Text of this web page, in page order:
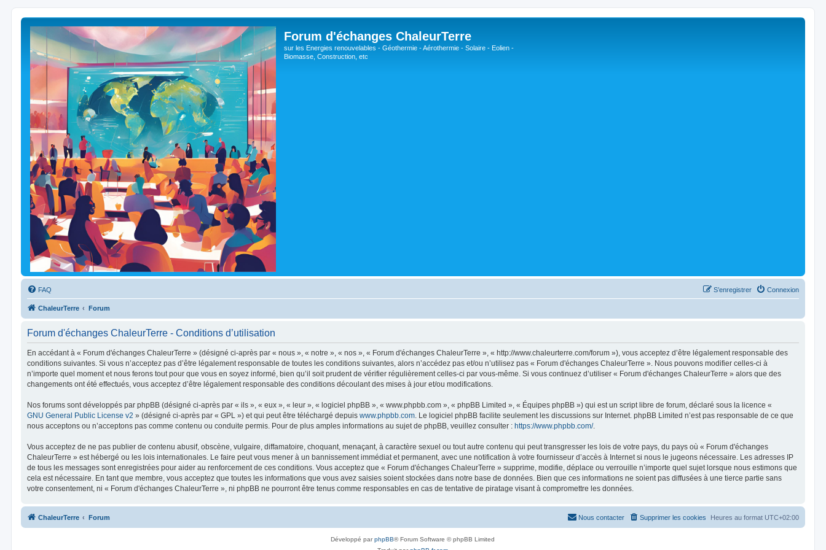
Forum d'échanges ChaleurTerre
sur les Energies renouvelables - Géothermie - Aérothermie - Solaire - Eolien -
Biomasse, Construction, etc
FAQ Connexion
S’enregistrer
ChaleurTerre Forum
Forum d'échanges ChaleurTerre - Conditions d’utilisation
En accédant à « Forum d'échanges ChaleurTerre » (désigné ci-après par « nous », « notre », « nos », « Forum d'échanges ChaleurTerre », « http://www.chaleurterre.com/forum »), vous acceptez d’être légalement responsable des
conditions suivantes. Si vous n’acceptez pas d’être légalement responsable de toutes les conditions suivantes, alors n’accédez pas et/ou n’utilisez pas « Forum d'échanges ChaleurTerre ». Nous pouvons modifier celles-ci à
n’importe quel moment et nous ferons tout pour que vous en soyez informé, bien qu’il soit prudent de vérifier régulièrement celles-ci par vous-même. Si vous continuez d’utiliser « Forum d'échanges ChaleurTerre » alors que des
changements ont été effectués, vous acceptez d’être légalement responsable des conditions découlant des mises à jour et/ou modifications.
Nos forums sont développés par phpBB (désigné ci-après par « ils », « eux », « leur », « logiciel phpBB », « www.phpbb.com », « phpBB Limited », « Équipes phpBB ») qui est un script libre de forum, déclaré sous la licence «
GNU General Public License v2 » (désigné ci-après par « GPL ») et qui peut être téléchargé depuis www.phpbb.com. Le logiciel phpBB facilite seulement les discussions sur Internet. phpBB Limited n’est pas responsable de ce que
nous acceptons ou n’acceptons pas comme contenu ou conduite permis. Pour de plus amples informations au sujet de phpBB, veuillez consulter : https://www.phpbb.com/.
Vous acceptez de ne pas publier de contenu abusif, obscène, vulgaire, diffamatoire, choquant, menaçant, à caractère sexuel ou tout autre contenu qui peut transgresser les lois de votre pays, du pays où « Forum d'échanges
ChaleurTerre » est hébergé ou les lois internationales. Le faire peut vous mener à un bannissement immédiat et permanent, avec une notification à votre fournisseur d’accès à Internet si nous le jugeons nécessaire. Les adresses IP
de tous les messages sont enregistrées pour aider au renforcement de ces conditions. Vous acceptez que « Forum d'échanges ChaleurTerre » supprime, modifie, déplace ou verrouille n’importe quel sujet lorsque nous estimons que
cela est nécessaire. En tant que membre, vous acceptez que toutes les informations que vous avez saisies soient stockées dans notre base de données. Bien que ces informations ne soient pas diffusées à une tierce partie sans
votre consentement, ni « Forum d'échanges ChaleurTerre », ni phpBB ne pourront être tenus comme responsables en cas de tentative de piratage visant à compromettre les données.
ChaleurTerre Forum Heures au format UTC+02:00
Supprimer les cookies
Nous contacter
Développé parphpBB® Forum Software © phpBB Limited